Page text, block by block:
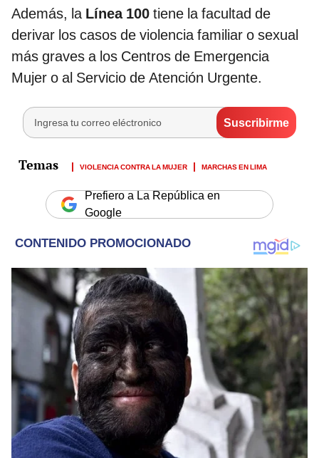
Además, la Línea 100 tiene la facultad de
derivar los casos de violencia familiar o sexual
más graves a los Centros de Emergencia
Mujer o al Servicio de Atención Urgente.
VIOLENCIA CONTRA LA MUJER MARCHAS EN LIMA
Prefiero a La República en
Google